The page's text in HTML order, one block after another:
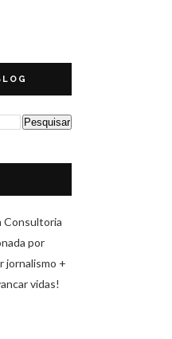
Consultoria
por
jornalismo +
vidas!